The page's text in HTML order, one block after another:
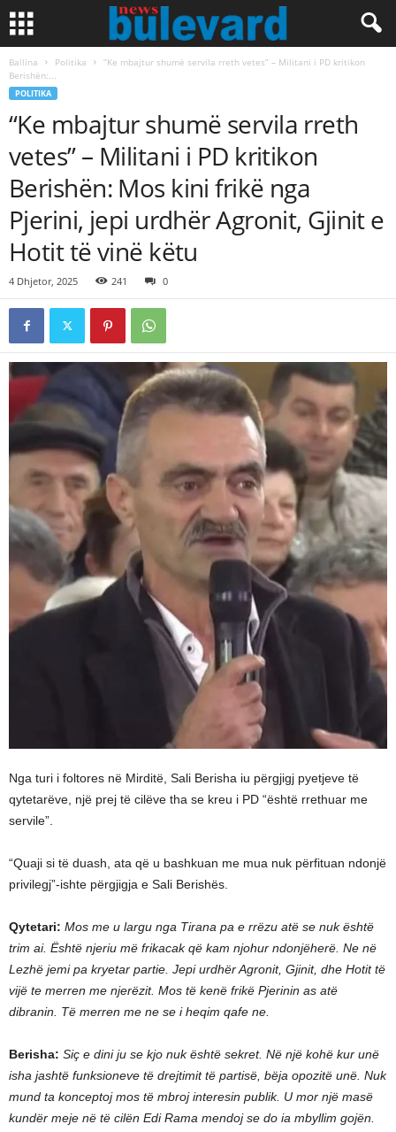
Ballina Politika
“Ke mbajtur shumë servila rreth vetes” – Militani i PD kritikon
Berishën:...
POLITIKA
“Ke mbajtur shumë servila rreth
vetes” – Militani i PD kritikon
Berishën: Mos kini frikë nga
Pjerini, jepi urdhër Agronit, Gjinit e
Hotit të vinë këtu
4 Dhjetor, 2025 241 0
Nga turi i foltores në Mirditë, Sali Berisha iu përgjigj pyetjeve të
qytetarëve, një prej të cilëve tha se kreu i PD “është rrethuar me
servile”.
“Quaji si të duash, ata që u bashkuan me mua nuk përfituan ndonjë
privilegj”-ishte përgjigja e Sali Berishës.
Qytetari: Mos me u largu nga Tirana pa e rrëzu atë se nuk është
trim ai. Është njeriu më frikacak që kam njohur ndonjëherë. Ne në
Lezhë jemi pa kryetar partie. Jepi urdhër Agronit, Gjinit, dhe Hotit të
vijë te merren me njerëzit. Mos të kenë frikë Pjerinin as atë
dibranin. Të merren me ne se i heqim qafe ne.
Berisha: Siç e dini ju se kjo nuk është sekret. Në një kohë kur unë
isha jashtë funksioneve të drejtimit të partisë, bëja opozitë unë. Nuk
mund ta konceptoj mos të mbroj interesin publik. U mor një masë
kundër meje në të cilën Edi Rama mendoj se do ia mbyllim gojën.